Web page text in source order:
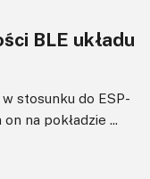
BLE układu
stosunku do ESP-
na pokładzie ...